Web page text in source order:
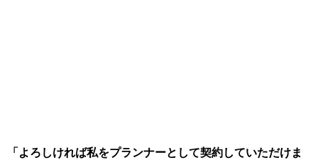
「よろしければ私をプランナーとして契約していただけま